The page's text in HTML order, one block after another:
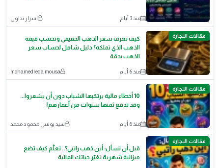
منذ 3 أيام اسرار تداول
مقالات التجارة
كيف تعرف سعر الذهب الحقيقي وتحسب قيمة
الذهب الذي تملكه؟ دليل شامل لحساب سعر
الذهب بدقة
منذ 6 أيام mohamedreda mousa
مقالات التجارة
10 أخطاء مالية يرتكبها الشباب دون أن يشعروا...
وقد تدفع ثمنها سنوات من أعمارهم!
منذ 6 أيام سيد يونس محمود محمد
مقالات التجارة
قبل أن تسأل: أين ذهب راتبي؟.. تعلّم كيف تضع
ميزانية شهرية تغيّر حياتك المالية